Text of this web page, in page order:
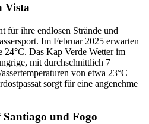
Vista
für ihre endlosen Strände und
Im Februar 2025 erwarten
24°C. Das Kap Verde Wetter im
mit durchschnittlich 7
von etwa 23°C
sorgt für eine angenehme
und Fogo